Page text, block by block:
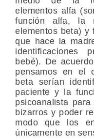
elementos alfa
función alfa, la
elementos beta) y
que hace la
identificaciones
bebé). De
pensamos en el
beta serían
paciente y la
psicoanalista
bizarros y poder
modo que los
únicamente en